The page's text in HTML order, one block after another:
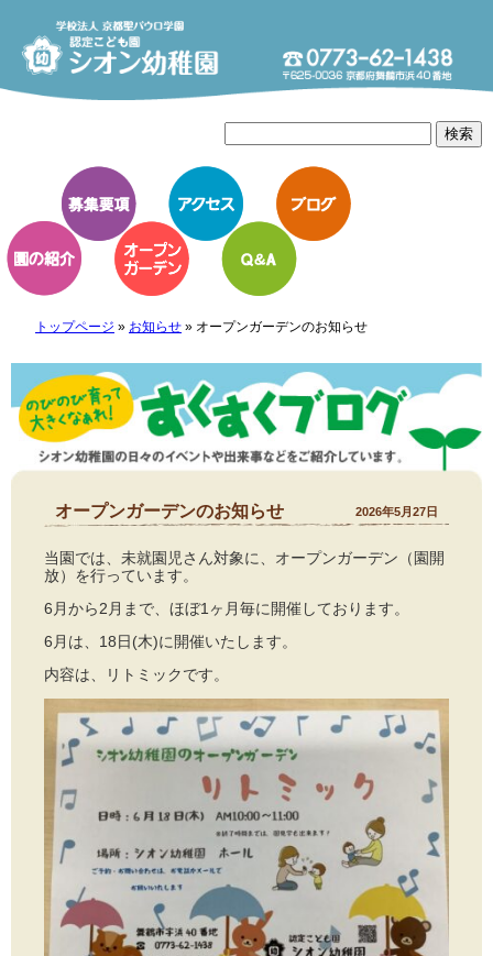
トップページ » お知らせ» オープンガーデンのお知らせ
オープンガーデンのお知らせ 2026年5月27日
当園では、未就園児さん対象に、オープンガーデン（園開
放）を行っています。
6月から2月まで、ほぼ1ヶ月毎に開催しております。
6月は、18日(木)に開催いたします。
内容は、リトミックです。